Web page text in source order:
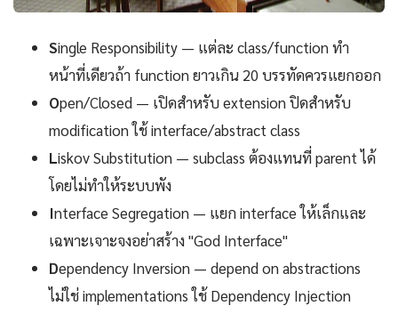
Single Responsibility — แต่ละ class/function ทำ
หน้าที่เดียวถ้า function ยาวเกิน 20 บรรทัดควรแยกออก
Open/Closed — เปิดสำหรับ extension ปิดสำหรับ
modification ใช้ interface/abstract class
Liskov Substitution — subclass ต้องแทนที่ parent ได้
โดยไม่ทำให้ระบบพัง
Interface Segregation — แยก interface ให้เล็กและ
เฉพาะเจาะจงอย่าสร้าง "God Interface"
Dependency Inversion — depend on abstractions
ไม่ใช่ implementations ใช้ Dependency Injection